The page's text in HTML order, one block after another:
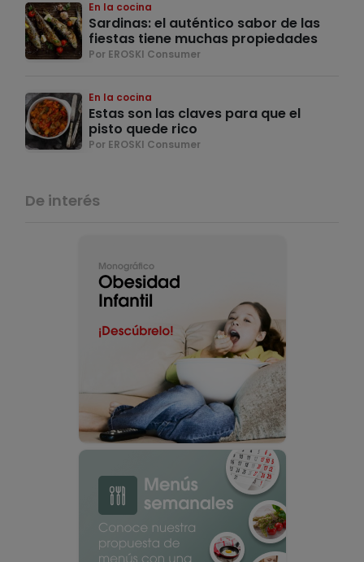
En la cocina
Sardinas: el auténtico sabor de las
fiestas tiene muchas propiedades
Por EROSKI Consumer
En la cocina
Estas son las claves para que el
pisto quede rico
Por EROSKI Consumer
De interés